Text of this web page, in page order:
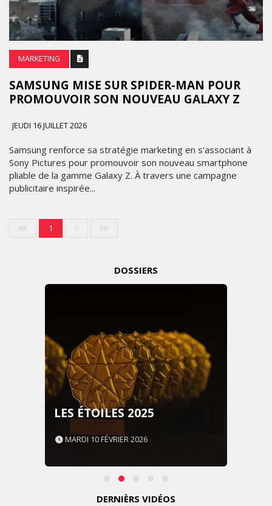
MARKETING
SAMSUNG MISE SUR SPIDER-MAN POUR
PROMOUVOIR SON NOUVEAU GALAXY Z
JEUDI 16 JUILLET 2026
Samsung renforce sa stratégie marketing en s'associant à
Sony Pictures pour promouvoir son nouveau smartphone
pliable de la gamme Galaxy Z. À travers une campagne
publicitaire inspirée...
1
DOSSIERS
LES ÉTOILES 2025
MARDI 10 FÉVRIER 2026
DERNIÈRS VIDÉOS